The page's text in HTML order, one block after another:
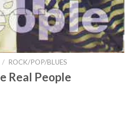
/ ROCK/POP/BLUES
Real People